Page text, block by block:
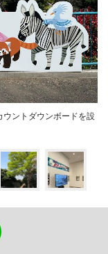
ントダウンボードを設